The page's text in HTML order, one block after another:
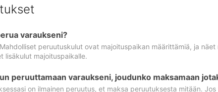
varaukseni?
peruutuskulut ovat majoituspaikan määrittämiä, ja
lisäkulut majoituspaikalle.
peruuttamaan varaukseni, joudunko maksamaan
on ilmainen peruutus, et maksa peruutuksesta mitään.